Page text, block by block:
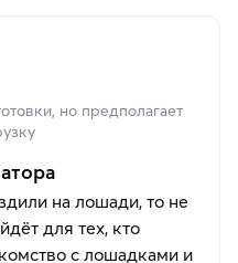
но предполагает
на лошади, то не
для тех, кто
с лошадками и